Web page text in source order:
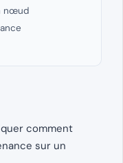
nœud
comment
sur un